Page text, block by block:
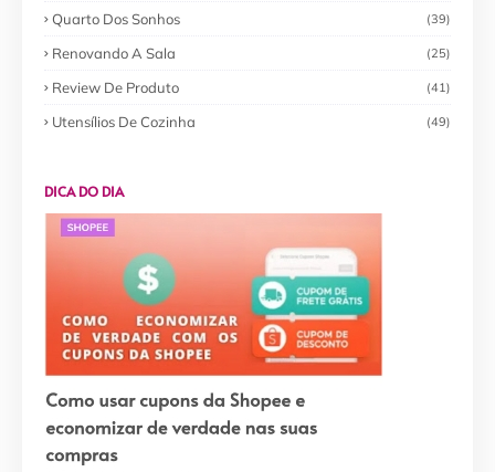
Quarto Dos Sonhos (39)
Renovando A Sala (25)
Review De Produto (41)
Utensílios De Cozinha (49)
DICA DO DIA